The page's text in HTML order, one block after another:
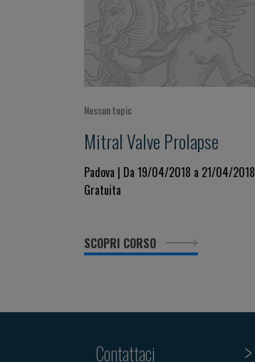
Nessun topic
Mitral Valve Prolapse
Padova | Da 19/04/2018 a 21/04/2018
Gratuita
SCOPRI CORSO
Contattaci